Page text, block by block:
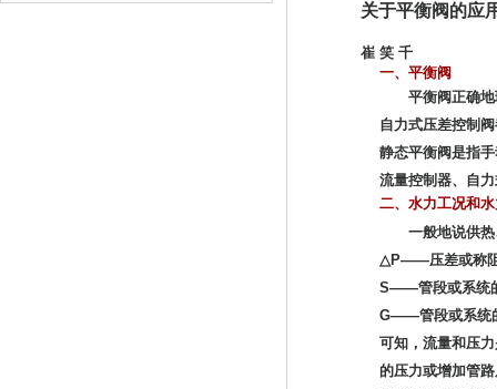
关于平衡阀的应
崔 笑 千
一、 平衡阀
平衡阀正确地理
自力式压差控制
静态平衡阀是指
流量控制器、自
二、 水力工况和
一般地说供热、
△P——压差或称
S——管段或系统
G——管段或系统
可知，流量和压
的压力或增加管